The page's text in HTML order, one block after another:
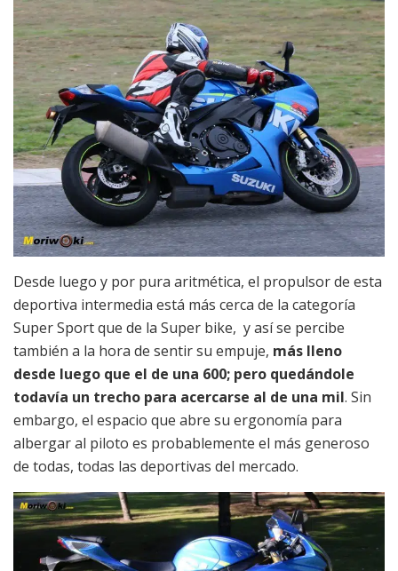
Desde luego y por pura aritmética, el propulsor de esta
deportiva intermedia está más cerca de la categoría
Super Sport que de la Super bike, y así se percibe
también a la hora de sentir su empuje, más lleno
desde luego que el de una 600; pero quedándole
todavía un trecho para acercarse al de una mil. Sin
embargo, el espacio que abre su ergonomía para
albergar al piloto es probablemente el más generoso
de todas, todas las deportivas del mercado.